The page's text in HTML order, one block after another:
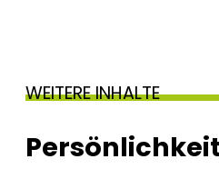
WEITERE INHALTE